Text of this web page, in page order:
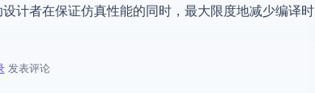
计者在保证仿真性能的同时，最大限度地减少编译时
件仿真系统的编译挑战
发表评论